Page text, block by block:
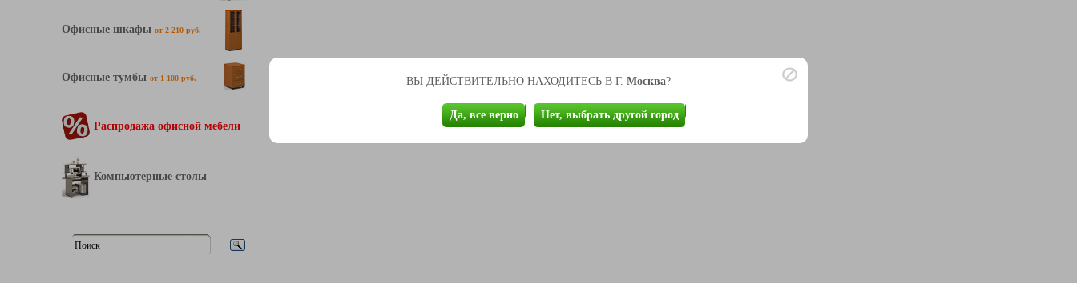
ВЫ ДЕЙСТВИТЕЛЬНО НАХОДИТЕСЬ В Г. Москва?
Да, все верно Нет, выбрать другой город
Офисные шкафы от 2 210 руб.
Офисные тумбы от 1 100 руб.
Распродажа офисной мебели
Компьютерные столы